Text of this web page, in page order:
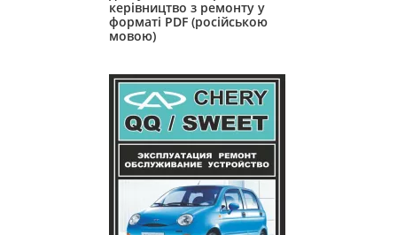
керівництво з ремонту у
форматі PDF (російською
мовою)